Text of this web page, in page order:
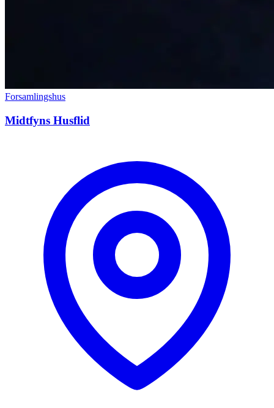
Forsamlingshus
Midtfyns Husflid